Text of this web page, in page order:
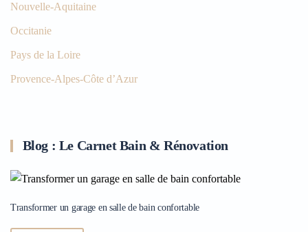
Nouvelle-Aquitaine
Occitanie
Pays de la Loire
Provence-Alpes-Côte d’Azur
Blog : Le Carnet Bain & Rénovation
Transformer un garage en salle de bain confortable